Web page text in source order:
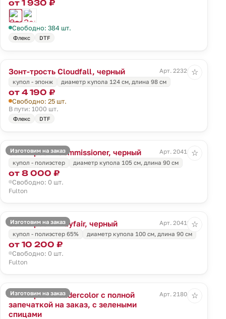
от 1 930 ₽
Свободно: 384 шт.
Флекс DTF
Зонт-трость Cloudfall, черный
Арт. 22326.30
купол - эпонж
диаметр купола 124 см, длина 98 см
от 4 190 ₽
Свободно: 25 шт.
В пути: 1000 шт.
Флекс DTF
☆
Изготовим на заказ
Зонт-трость Commissioner, черный
Арт. 20411.30
купол - полиэстер
диаметр купола 105 см, длина 90 см
от 8 000 ₽
Свободно: 0 шт.
Fulton
☆
Изготовим на заказ
Зонт-трость Mayfair, черный
Арт. 20412.30
купол - полиэстер 65%
диаметр купола 100 см, длина 90 см
от 10 200 ₽
Свободно: 0 шт.
Fulton
☆
Изготовим на заказ
Зонт-трость Undercolor с полной
запечаткой на заказ, с зелеными
спицами
Арт. 21804.94
☆